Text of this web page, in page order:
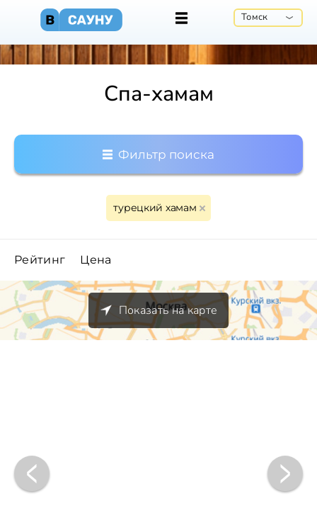
Томск
Спа-хамам
Фильтр поиска
турецкий хамам
Рейтинг Цена
Показать на карте